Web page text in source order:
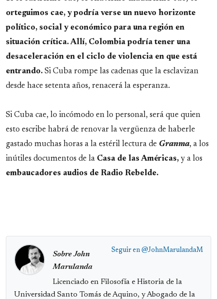
orteguimos cae, y podría verse un nuevo horizonte
político, social y económico para una región en
situación crítica. Allí, Colombia podría tener una
desaceleración en el ciclo de violencia en que está
entrando. Si Cuba rompe las cadenas que la esclavizan
desde hace setenta años, renacerá la esperanza.
Si Cuba cae, lo incómodo en lo personal, será que quien
esto escribe habrá de renovar la vergüenza de haberle
gastado muchas horas a la estéril lectura de Granma, a los
inútiles documentos de la Casa de las Américas, y a los
embaucadores audios de Radio Rebelde.
Seguir en @JohnMarulandaM
Sobre John
Marulanda
Licenciado en Filosofía e Historia de la
Universidad Santo Tomás de Aquino, y Abogado de la